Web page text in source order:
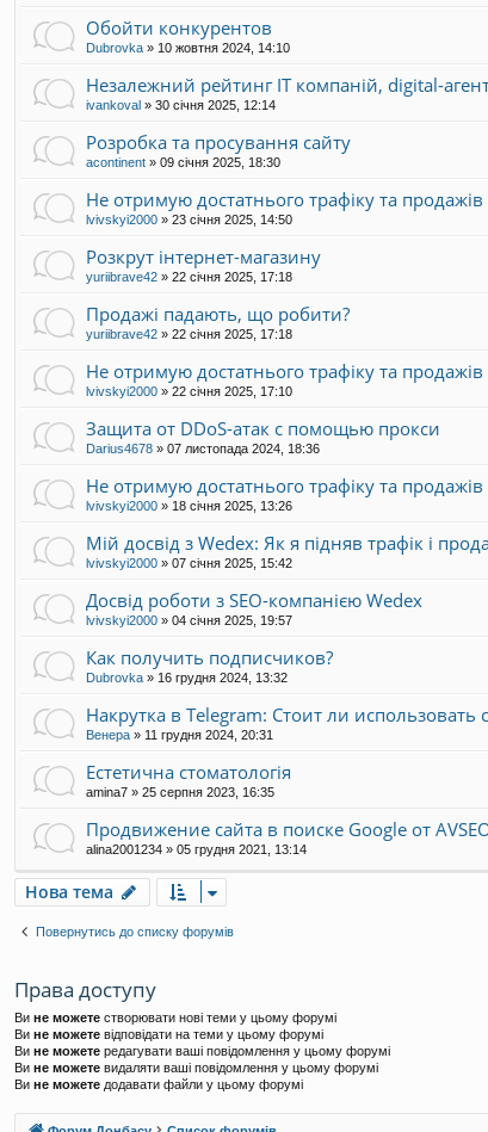
Обойти конкурентов
Dubrovka » 10 жовтня 2024, 14:10
Незалежний рейтинг IT компаній, digital-
ivankoval » 30 січня 2025, 12:14
Розробка та просування сайту
acontinent » 09 січня 2025, 18:30
Не отримую достатнього трафіку та
lvivskyi2000 » 23 січня 2025, 14:50
Розкрут інтернет-магазину
yuriibrave42 » 22 січня 2025, 17:18
Продажі падають, що робити?
yuriibrave42 » 22 січня 2025, 17:18
Не отримую достатнього трафіку та
lvivskyi2000 » 22 січня 2025, 17:10
Защита от DDoS-атак с помощью прокси
Darius4678 » 07 листопада 2024, 18:36
Не отримую достатнього трафіку та
lvivskyi2000 » 18 січня 2025, 13:26
Мій досвід з Wedex: Як я підняв трафік і
lvivskyi2000 » 07 січня 2025, 15:42
Досвід роботи з SEO-компанією Wedex
lvivskyi2000 » 04 січня 2025, 19:57
Как получить подписчиков?
Dubrovka » 16 грудня 2024, 13:32
Накрутка в Telegram: Стоит ли
Венера » 11 грудня 2024, 20:31
Естетична стоматологія
amina7 » 25 серпня 2023, 16:35
Продвижение сайта в поиске Google от
alina2001234 » 05 грудня 2021, 13:14
Нова тема
Повернутись до списку форумів
Права доступу
Ви не можете створювати нові теми у цьому форумі
Ви не можете відповідати на теми у цьому форумі
Ви не можете редагувати ваші повідомлення у цьому форумі
Ви не можете видаляти ваші повідомлення у цьому форумі
Ви не можете додавати файли у цьому форумі